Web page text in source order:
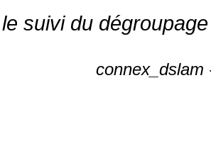
le suivi du
connex_dslam